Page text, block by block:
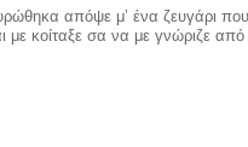
απόψε μ’ ένα ζευγάρι
κοίταξε σα να με γνώριζε